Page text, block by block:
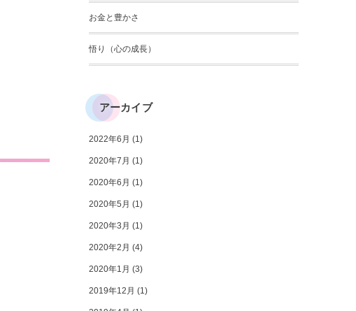
お金と豊かさ
悟り（心の成長）
アーカイブ
2022年6月 (1)
2020年7月 (1)
2020年6月 (1)
2020年5月 (1)
2020年3月 (1)
2020年2月 (4)
2020年1月 (3)
2019年12月 (1)